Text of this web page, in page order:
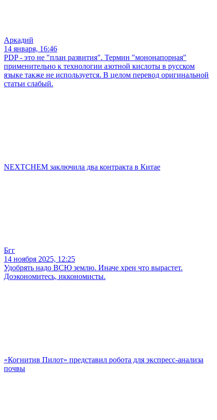
Аркадий
14 января, 16:46
PDP - это не "план развития". Термин "мононапорная"
применительно к технологии азотной кислоты в русском
языке также не используется. В целом перевод оригинальной
статьи слабый.
NEXTCHEM заключила два контракта в Китае
Бгг
14 ноября 2025, 12:25
Удобрять надо ВСЮ землю. Иначе хрен что вырастет.
Доэкономитесь, иккономисты.
«Когнитив Пилот» представил робота для экспресс-анализа
почвы